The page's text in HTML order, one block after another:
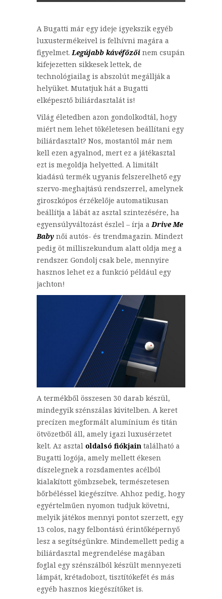
A Bugatti már egy ideje igyekszik egyéb
luxustermékeivel is felhívni magára a
figyelmet.Legújabb kávéfőzői nem csupán
kifejezetten sikkesek lettek, de
technológiailag is abszolút megállják a
helyüket. Mutatjuk hát a Bugatti
elképesztő biliárdasztalát is!
Világ életedben azon gondolkodtál, hogy
miért nem lehet tökéletesen beállítani egy
biliárdasztalt? Nos, mostantól már nem
kell ezen agyalnod, mert ez a játékasztal
ezt is megoldja helyetted. A limitált
kiadású termék ugyanis felszerelhető egy
szervo-meghajtású rendszerrel, amelynek
giroszkópos érzékelője automatikusan
beállítja a lábát az asztal szintezésére, ha
egyensúlyváltozást észlel – írja aDrive Me
Baby női autós- és trendmagazin. Mindezt
pedig öt milliszekundum alatt oldja meg a
rendszer. Gondolj csak bele, mennyire
hasznos lehet ez a funkció például egy
jachton!
A termékből összesen 30 darab készül,
mindegyik szénszálas kivitelben. A keret
precízen megformált alumínium és titán
ötvözetből áll, amely igazi luxusérzetet
kelt. Az asztal oldalsó fiókjain található a
Bugatti logója, amely mellett ékesen
díszelegnek a rozsdamentes acélból
kialakított gömbzsebek, természetesen
bőrbéléssel kiegészítve. Ahhoz pedig, hogy
egyértelműen nyomon tudjuk követni,
melyik játékos mennyi pontot szerzett, egy
13 colos, nagy felbontású érintőképernyő
lesz a segítségünkre. Mindemellett pedig a
biliárdasztal megrendelése magában
foglal egy szénszálból készült mennyezeti
lámpát, krétadobozt, tisztítókefét és más
egyéb hasznos kiegészítőket is.